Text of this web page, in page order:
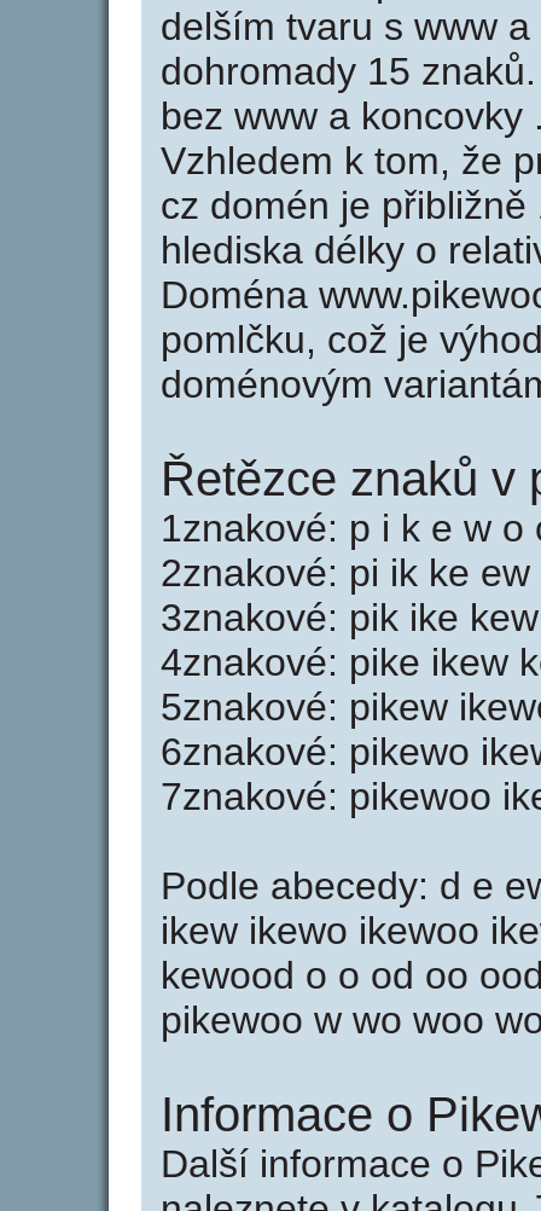
delším tvaru s www
dohromady 15
bez www a
Vzhledem k tom, že
cz domén je
hlediska délky o
Doména
pomlčku, což je
doménovým
Řetězce znaků v
1znakové: p i k e w o
2znakové: pi ik ke
3znakové: pik ike
4znakové: pike ikew
5znakové: pikew
6znakové: pikewo
7znakové: pikewoo
Podle abecedy: d e
ikew ikewo ikewoo
kewood o o od oo
pikewoo w wo woo
Informace o
Další informace o